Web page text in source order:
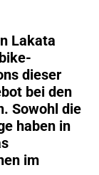
Lakata
dieser
bei den
Sowohl die
haben in
im